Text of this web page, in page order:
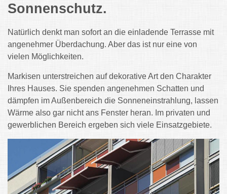
Sonnenschutz.
Natürlich denkt man sofort an die einladende Terrasse mit
angenehmer Überdachung. Aber das ist nur eine von
vielen Möglichkeiten.
Markisen unterstreichen auf dekorative Art den Charakter
Ihres Hauses. Sie spenden angenehmen Schatten und
dämpfen im Außenbereich die Sonneneinstrahlung, lassen
Wärme also gar nicht ans Fenster heran. Im privaten und
gewerblichen Bereich ergeben sich viele Einsatzgebiete.